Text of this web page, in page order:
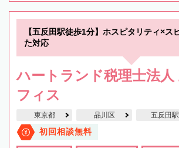
【五反田駅徒歩1分】ホスピタリティ×ス
た対応
ハートランド税理士法人
フィス
東京都 品川区 五反田駅
初回相談無料